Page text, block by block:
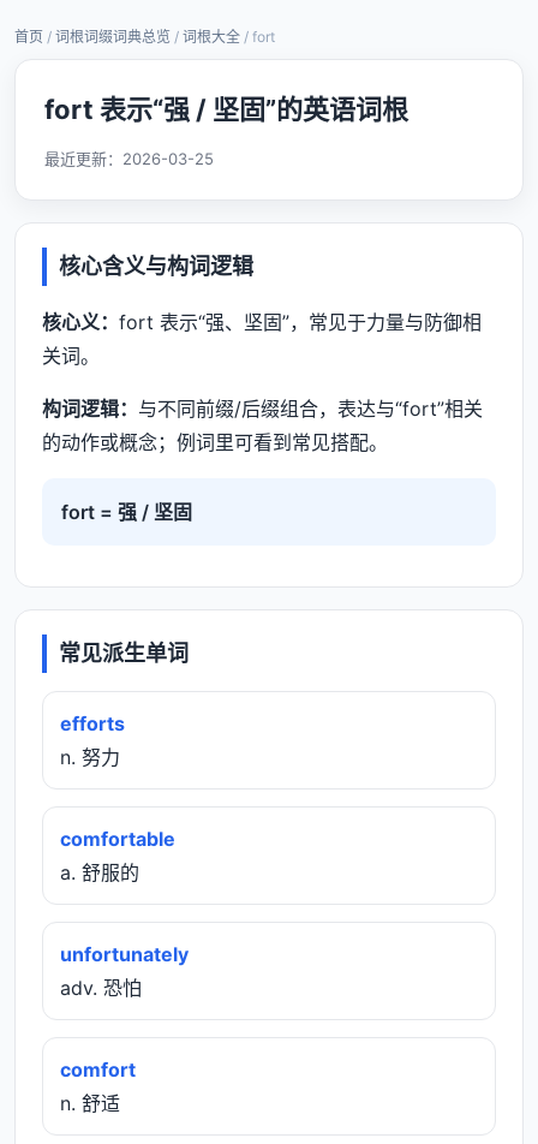
首页 / 词根词缀词典总览 / 词根大全 / fort
fort 表示“强 / 坚固”的英语词根
最近更新： 2026-03-25
核心含义与构词逻辑
核心义： fort 表示“强、坚固”，常见于力量与防御相
关词。
构词逻辑： 与不同前缀/后缀组合，表达与“fort”相关
的动作或概念；例词里可看到常见搭配。
fort = 强 / 坚固
常见派生单词
efforts
n. 努力
comfortable
a. 舒服的
unfortunately
adv. 恐怕
comfort
n. 舒适